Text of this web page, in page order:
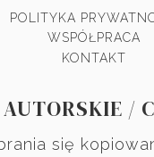
POLITYKA
WSPÓŁPRACA
KONTAKT
AUTORSKIE /
się